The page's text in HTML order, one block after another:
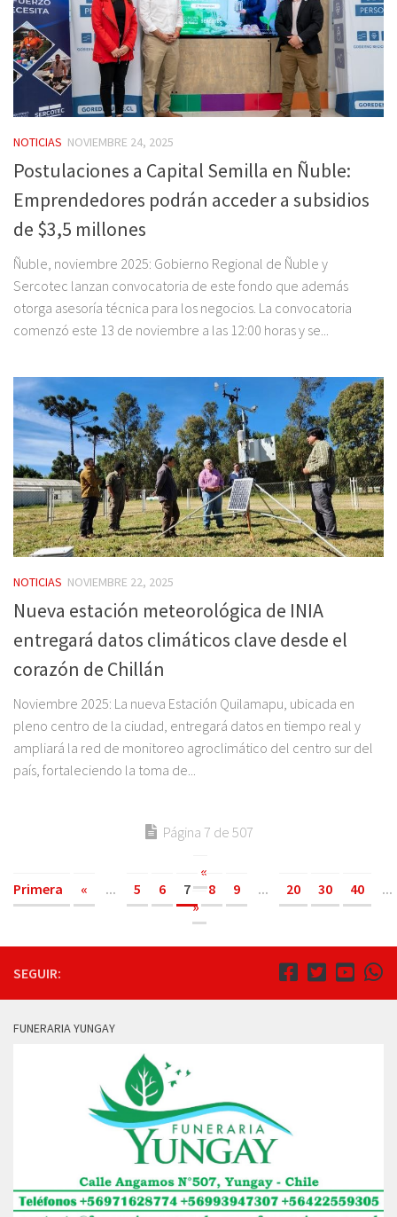
NOTICIAS NOVIEMBRE 24, 2025
Postulaciones a Capital Semilla en Ñuble:
Emprendedores podrán acceder a subsidios
de $3,5 millones
Ñuble, noviembre 2025: Gobierno Regional de Ñuble y
Sercotec lanzan convocatoria de este fondo que además
otorga asesoría técnica para los negocios. La convocatoria
comenzó este 13 de noviembre a las 12:00 horas y se...
NOTICIAS NOVIEMBRE 22, 2025
Nueva estación meteorológica de INIA
entregará datos climáticos clave desde el
corazón de Chillán
Noviembre 2025: La nueva Estación Quilamapu, ubicada en
pleno centro de la ciudad, entregará datos en tiempo real y
ampliará la red de monitoreo agroclimático del centro sur del
país, fortaleciendo la toma de...
Página 7 de 507
«
Primera
« ... 5 6 7 8 9 ... 20 30 40
...
»
SEGUIR:
FUNERARIA YUNGAY